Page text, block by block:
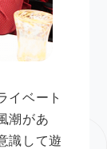
イベート
潮があ
識して遊